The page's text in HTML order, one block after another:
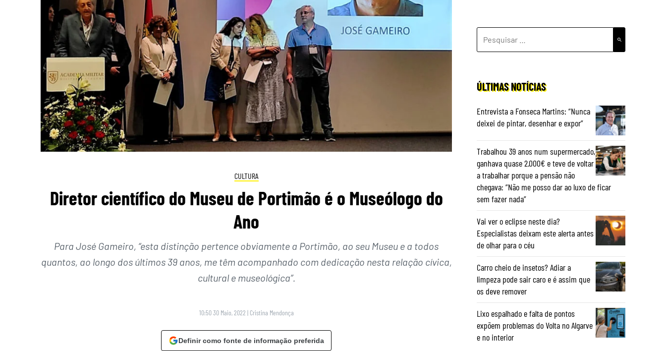
CULTURA
Diretor científico do Museu de Portimão é o Museólogo do
Ano
Para José Gameiro, “esta distinção pertence obviamente a Portimão, ao seu Museu e a todos
quantos, ao longo dos últimos 39 anos, me têm acompanhado com dedicação nesta relação cívica,
cultural e museológica”.
10:50 30 Maio, 2022 | Cristina Mendonça
Definir como fonte de informação preferida
POR:
ÚLTIMAS NOTÍCIAS
Entrevista a Fonseca Martins: “Nunca
deixei de pintar, desenhar e expor”
Trabalhou 39 anos num supermercado,
ganhava quase 2.000€ e teve de voltar
a trabalhar porque a pensão não
chegava: “Não me posso dar ao luxo de ficar
sem fazer nada”
Vai ver o eclipse neste dia?
Especialistas deixam este alerta antes
de olhar para o céu
Carro cheio de insetos? Adiar a
limpeza pode sair caro e é assim que
os deve remover
Lixo espalhado e falta de pontos
expõem problemas do Volta no Algarve
e no interior